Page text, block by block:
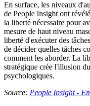
En surface, les niveaux
de People Insight ont
la liberté nécessaire pour
mesure de haut niveau
liberté d'exécuter des
de décider quelles tâches
comment les aborder. La
stratégique crée l'illusion
psychologiques.
Source: People Insight -